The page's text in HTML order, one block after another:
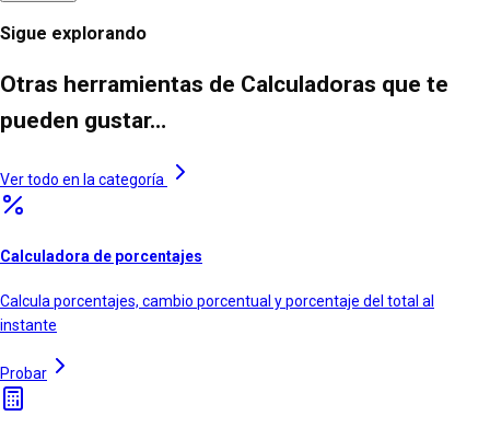
Sigue explorando
Otras herramientas de Calculadoras que te
pueden gustar…
Ver todo en la categoría
Calculadora de porcentajes
Calcula porcentajes, cambio porcentual y porcentaje del total al
instante
Probar